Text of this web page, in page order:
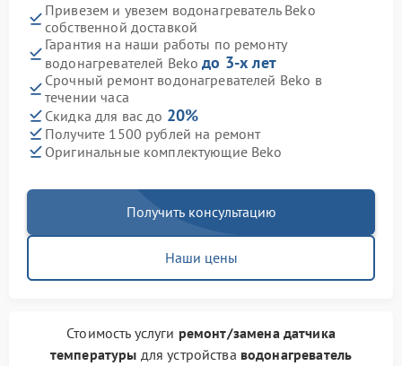
Привезем и увезем водонагреватель Beko
собственной доставкой
Гарантия на наши работы по ремонту
водонагревателей Bekoдо 3-х лет
Срочный ремонт водонагревателей Beko в
течении часа
Скидка для вас до 20%
Получите 1500 рублей на ремонт
Оригинальные комплектующие Beko
Получить консультацию
Наши цены
Стоимость услуги ремонт/замена датчика
температуры для устройства водонагреватель